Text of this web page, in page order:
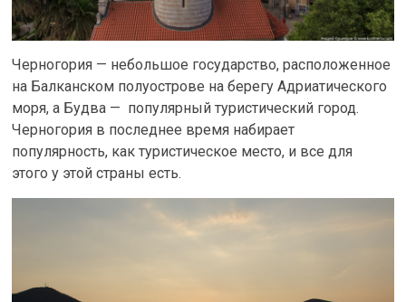
Черногория — небольшое государство, расположенное
на Балканском полуострове на берегу Адриатического
моря, а Будва — популярный туристический город.
Черногория в последнее время набирает
популярность, как туристическое место, и все для
этого у этой страны есть.